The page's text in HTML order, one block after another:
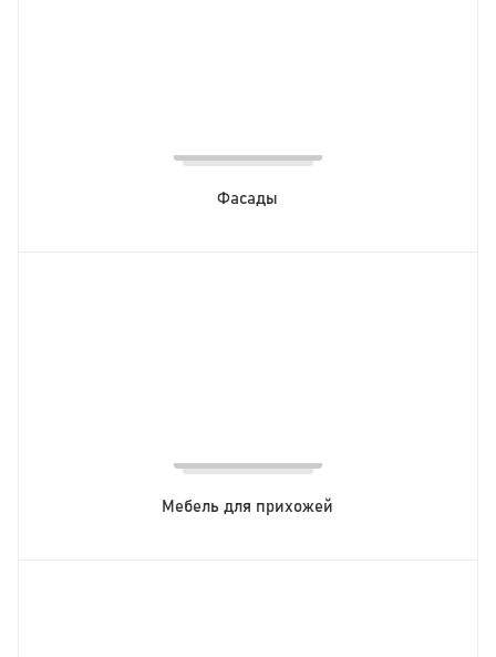
Фасады
Мебель для прихожей